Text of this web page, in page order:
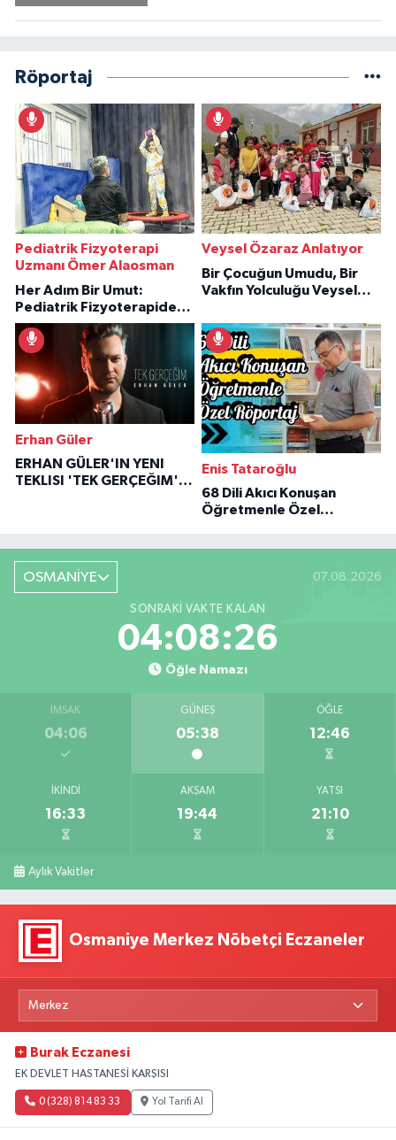
Röportaj
Pediatrik Fizyoterapi
Uzmanı Ömer Alaosman
Her Adım Bir Umut:
Pediatrik Fizyoterapiden
İlham Veren Hikâyeler
Veysel Özaraz Anlatıyor
Bir Çocuğun Umudu, Bir
Vakfın Yolculuğu Veysel
Erhan Güler
ERHAN GÜLER'IN YENI
TEKLISI 'TEK GERÇEĞIM'LE
Enis Tataroğlu
68 Dili Akıcı Konuşan
Öğretmenle Özel
OSMANİYE 07.08.2026
SONRAKI VAKTE KALAN
04:08:25
Öğle Namazı
İMSAK
04:06
GÜNEŞ
05:38
ÖĞLE
12:46
İKINDI
16:33
AKŞAM
19:44
YATSI
21:10
Aylık Vakitler
Osmaniye Merkez Nöbetçi Eczaneler
Burak Eczanesi
EK DEVLET HASTANESİ KARŞISI
0 (328) 814 83 33 Yol Tarifi Al